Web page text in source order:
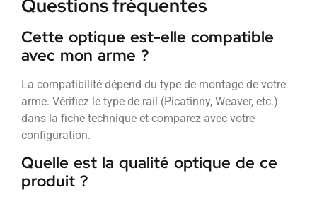
Questions fréquentes
Cette optique est-elle compatible
avec mon arme ?
La compatibilité dépend du type de montage de votre
arme. Vérifiez le type de rail (Picatinny, Weaver, etc.)
dans la fiche technique et comparez avec votre
configuration.
Quelle est la qualité optique de ce
produit ?